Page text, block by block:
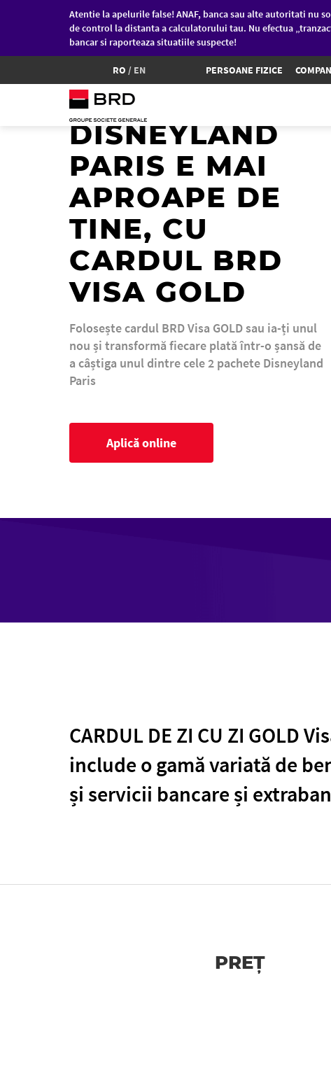
Sari la conținutul principal
Atentie la apelurile false! ANAF, banca sau alte autoritati nu
de control la distanta a calculatorului tau. Nu efectua
bancar si raporteaza situatiile suspecte!
RO / EN PERSOANE FIZICE
MAGIA
DISNEYLAND
PARIS E MAI
APROAPE DE
TINE, CU
CARDUL BRD
VISA GOLD
Folosește cardul BRD Visa GOLD sau ia-ți unul
nou și transformă fiecare plată într-o șansă de
a câștiga unul dintre cele 2 pachete Disneyland
Paris
Aplică online
CARDUL DE ZI CU ZI GOLD
include o gamă variată de
și servicii bancare și
PREȚ